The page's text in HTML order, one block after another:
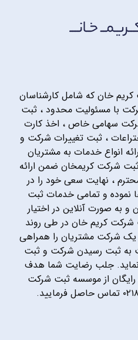
خان که شامل کارشناسان
با مسئولیت محدود ، ثبت
سهامی خاص ، اخذ کارت
، ثبت تغییرات شرکت و
انواع خدمات به مشتریان
شرکت کریمخان ضمن ارائه
، نهایت سعی خود را در
نموده و تمامی خدمات ثبت
و به صورت آنلاین در اختیار
شرکت کریم خان در طی روند
یک شرکت مشتریان را همراهی
به ثبت رسیدن شرکت و ثبت
نماید. جلب رضایت شما هدف
از موسسه ثبت شرکت